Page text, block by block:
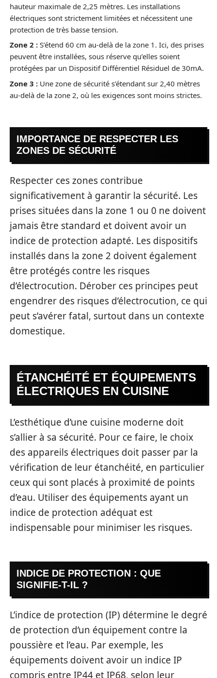
hauteur maximale de 2,25 mètres. Les installations
électriques sont strictement limitées et nécessitent une
protection de très basse tension.
Zone 2 : S’étend 60 cm au-delà de la zone 1. Ici, des prises
peuvent être installées, sous réserve qu’elles soient
protégées par un Dispositif Différentiel Résiduel de 30mA.
Zone 3 : Une zone de sécurité s’étendant sur 2,40 mètres
au-delà de la zone 2, où les exigences sont moins strictes.
IMPORTANCE DE RESPECTER LES
ZONES DE SÉCURITÉ
Respecter ces zones contribue
significativement à garantir la sécurité. Les
prises situées dans la zone 1 ou 0 ne doivent
jamais être standard et doivent avoir un
indice de protection adapté. Les dispositifs
installés dans la zone 2 doivent également
être protégés contre les risques
d’électrocution. Dérober ces principes peut
engendrer des risques d’électrocution, ce qui
peut s’avérer fatal, surtout dans un contexte
domestique.
ÉTANCHÉITÉ ET ÉQUIPEMENTS
ÉLECTRIQUES EN CUISINE
L’esthétique d’une cuisine moderne doit
s’allier à sa sécurité. Pour ce faire, le choix
des appareils électriques doit passer par la
vérification de leur étanchéité, en particulier
ceux qui sont placés à proximité de points
d’eau. Utiliser des équipements ayant un
indice de protection adéquat est
indispensable pour minimiser les risques.
INDICE DE PROTECTION : QUE
SIGNIFIE-T-IL ?
L’indice de protection (IP) détermine le degré
de protection d’un équipement contre la
poussière et l’eau. Par exemple, les
équipements doivent avoir un indice IP
compris entre IP44 et IP68, selon leur